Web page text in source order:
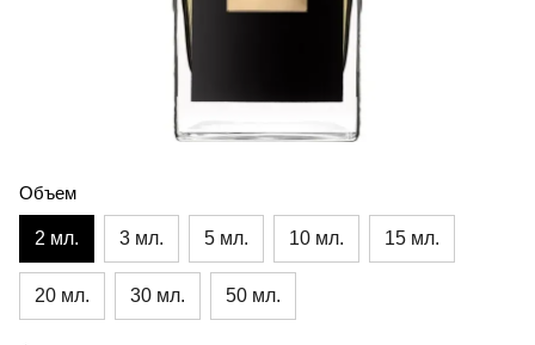
Объем
2 мл. 3 мл. 5 мл. 10 мл. 15 мл.
20 мл. 30 мл. 50 мл.